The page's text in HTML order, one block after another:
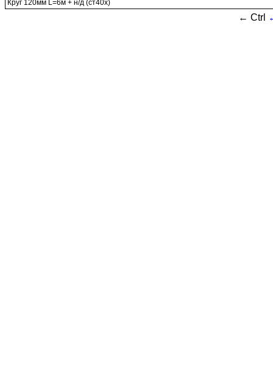
Круг 120мм L=6м + н/д (ст40х)
← Ctrl